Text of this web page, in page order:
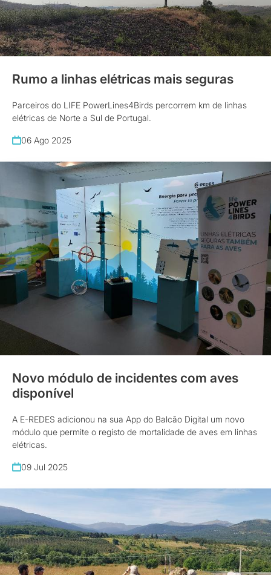
Rumo a linhas elétricas mais seguras
Parceiros do LIFE PowerLines4Birds percorrem km de linhas
elétricas de Norte a Sul de Portugal.
06 Ago 2025
Novo módulo de incidentes com aves
disponível
A E-REDES adicionou na sua App do Balcão Digital um novo
módulo que permite o registo de mortalidade de aves em linhas
elétricas.
09 Jul 2025